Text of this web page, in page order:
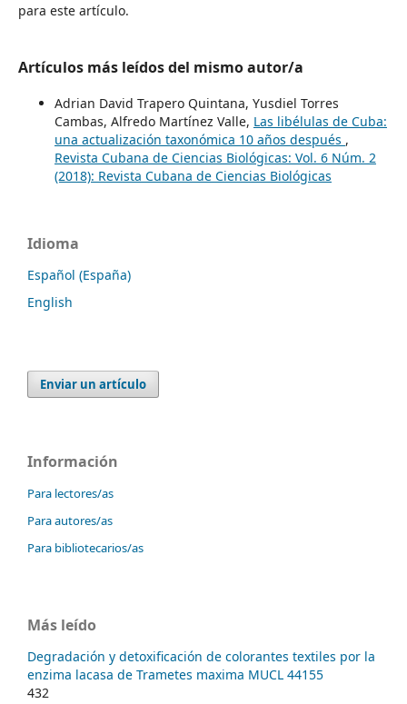
para este artículo.
Artículos más leídos del mismo autor/a
Adrian David Trapero Quintana, Yusdiel Torres
Cambas, Alfredo Martínez Valle, Las libélulas de Cuba:
una actualización taxonómica 10 años después ,
Revista Cubana de Ciencias Biológicas: Vol. 6 Núm. 2
(2018): Revista Cubana de Ciencias Biológicas
Idioma
Español (España)
English
Enviar un artículo
Información
Para lectores/as
Para autores/as
Para bibliotecarios/as
Más leído
Degradación y detoxificación de colorantes textiles por la
enzima lacasa de Trametes maxima MUCL 44155
432